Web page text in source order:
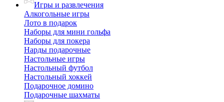
Игры и развлечения
Алкогольные игры
Лото в подарок
Наборы для мини гольфа
Наборы для покера
Нарды подарочные
Настольные игры
Настольный футбол
Настольный хоккей
Подарочное домино
Подарочные шахматы